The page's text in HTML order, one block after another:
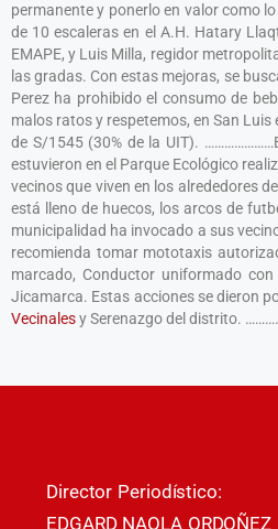
permanente y ponerlo en valor como
de 10 escaleras en el A.H. Hatary
EMAPE, y Luis Milla, regidor
las gradas. Con estas mejoras, se
Perez ha prohibido el consumo de
malos ratos y respetemos, en San
de S/1545 (30% de la UIT).
estuvieron en el Parque Ecológico
vecinos que viven en los alrededores
está lleno de huecos, los arcos de
municipalidad ha invocado a sus
recomienda tomar mototaxis
marcado, Conductor uniformado
Jicamarca. Estas acciones se dieron
Vecinalesy Serenazgo del distrito.
Director Periodístico:
EDGARD NAOLA ORDOÑEZ